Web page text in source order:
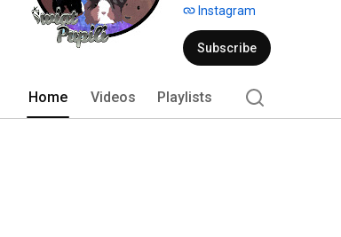
Instagram
Subscribe
Home Videos Playlists